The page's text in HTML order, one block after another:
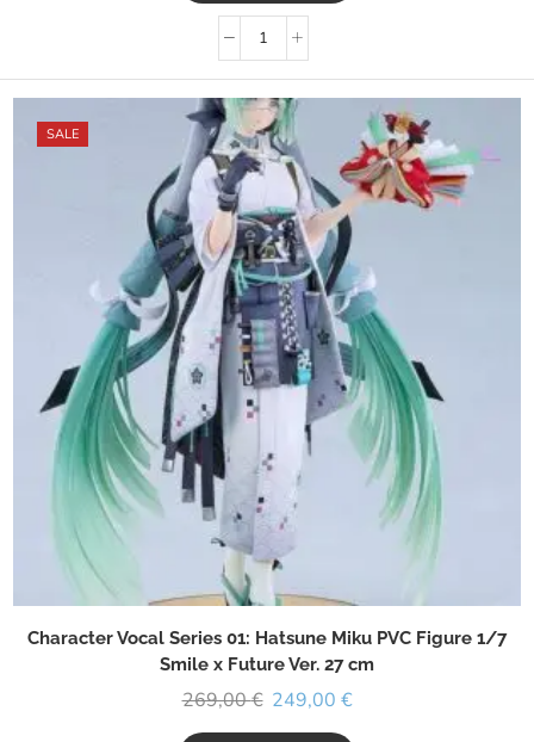
SALE
Character Vocal Series 01: Hatsune Miku PVC Figure 1/7
Smile x Future Ver. 27 cm
269,00€ 249,00 €